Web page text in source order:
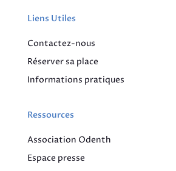
Liens Utiles
Contactez-nous
Réserver sa place
Informations pratiques
Ressources
Association Odenth
Espace presse